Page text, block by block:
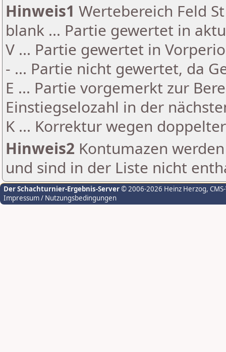
Hinweis1 Wertebereich Feld
blank ... Partie gewertet in
V ... Partie gewertet in
- ... Partie nicht gewertet, da
E ... Partie vorgemerkt zur
Einstiegselozahl in der
K ... Korrektur wegen
Hinweis2 Kontumazen
und sind in der Liste nicht
Der Schachturnier-Ergebnis-Server© 2006-2026 Heinz Herzog,
Impressum / Nutzungsbedingungen